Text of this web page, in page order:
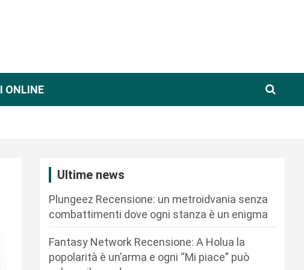
ONLINE
Ultime news
Plungeez Recensione: un metroidvania senza
combattimenti dove ogni stanza è un enigma
Fantasy Network Recensione: A Holua la
popolarità è un’arma e ogni “Mi piace” può